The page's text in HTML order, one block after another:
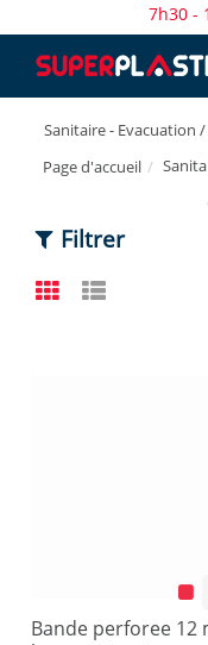
7h30 -
Sanitaire - Evacuation
Page d'accueil
Filtrer
Bande perforee 12